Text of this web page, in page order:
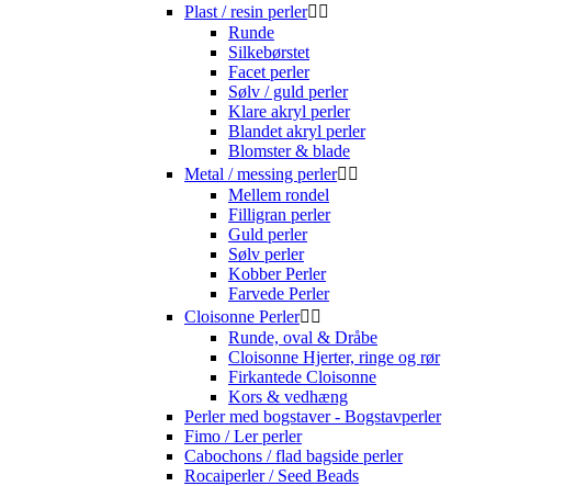
Plast / resin perler 
Runde
Silkebørstet
Facet perler
Sølv / guld perler
Klare akryl perler
Blandet akryl perler
Blomster & blade
Metal / messing perler 
Mellem rondel
Filligran perler
Guld perler
Sølv perler
Kobber Perler
Farvede Perler
Cloisonne Perler 
Runde, oval & Dråbe
Cloisonne Hjerter, ringe og rør
Firkantede Cloisonne
Kors & vedhæng
Perler med bogstaver - Bogstavperler
Fimo / Ler perler
Cabochons / flad bagside perler
Rocaiperler / Seed Beads